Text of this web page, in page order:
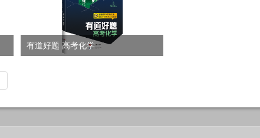
有道好题 高考化学